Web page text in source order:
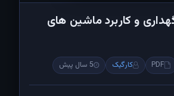
و کاربرد ماشین های
PDF کارگیک 5 سال پیش